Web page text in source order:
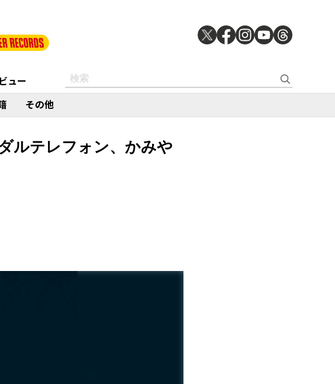
ュー
その他
ルテレフォン、かみや